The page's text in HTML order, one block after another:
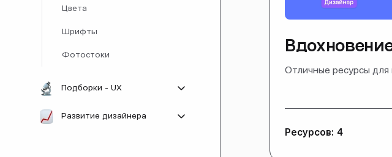
Цвета
Шрифты
Фотостоки
Подборки - UX
Все разделы
Развитие дизайнера
Отличные ресурсы для
Ресурсов: 4